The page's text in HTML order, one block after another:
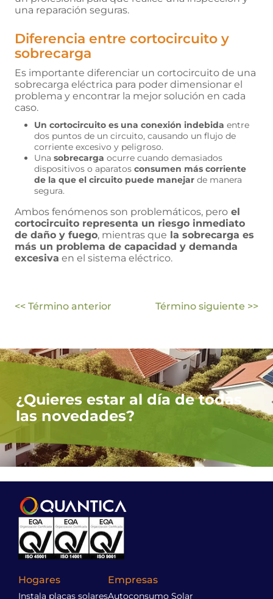
una reparación seguras.
Diferencia entre cortocircuito y
sobrecarga
Es importante diferenciar un cortocircuito de una
sobrecarga eléctrica para poder dimensionar el
problema y encontrar la mejor solución en cada
caso.
Un cortocircuito es una conexión indebida entre
dos puntos de un circuito, causando un flujo de
corriente excesivo y peligroso.
Una sobrecarga ocurre cuando demasiados
dispositivos o aparatos consumen más corriente
de la que el circuito puede manejar de manera
segura.
Ambos fenómenos son problemáticos, pero el
cortocircuito representa un riesgo inmediato
de daño y fuego, mientras que la sobrecarga es
más un problema de capacidad y demanda
excesiva en el sistema eléctrico.
<< Término anterior Término siguiente >>
¿Quieres estar al día de todas
las novedades?
Hogares
Instala placas solares
Empresas
Autoconsumo Solar